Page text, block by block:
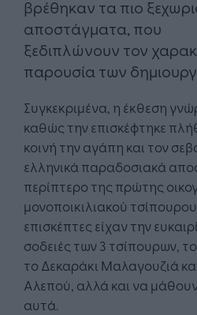
βρέθηκαν τα πιο
αποστάγματα, που
ξεδιπλώνουν τον
παρουσία των
Συγκεκριμένα, η έκθεση
καθώς την επισκέφτηκε
κοινή την αγάπη και τον
ελληνικά παραδοσιακά
περίπτερο της πρώτης
μονοποικιλιακού
επισκέπτες είχαν την
σοδειές των 3 τσίπουρων,
το Δεκαράκι Μαλαγουζιά
Αλεπού, αλλά και να
αυτά.